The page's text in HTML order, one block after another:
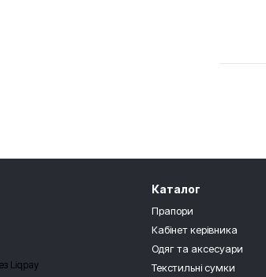
Каталог
Прапори
Кабінет керівника
Одяг та аксесуари
Текстильні сумки